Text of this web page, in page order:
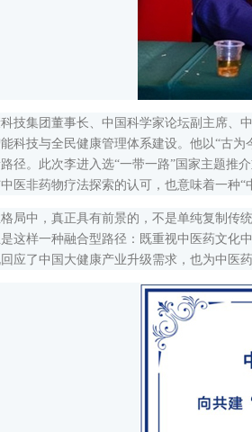
集团董事长、中国科学家论坛副主席、中
科技与全民健康管理体系建设。他以“古
径。此次李进入选“一带一路”国家主题推
医非药物疗法探索的认可，也意味着一种
中，真正具有前景的，不是单纯复制传
这样一种融合型路径：既重视中医药文化
应了中国大健康产业升级需求，也为中医